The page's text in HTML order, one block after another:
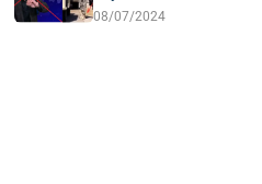
08/07/2024